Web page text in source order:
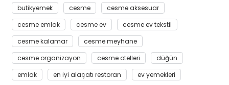
butikyemek
cesme
cesme aksesuar
cesme emlak
cesme ev
cesme ev tekstil
cesme kalamar
cesme meyhane
cesme organizayon
cesme otelleri
düğün
emlak
en iyi alaçatı restoran
ev yemekleri